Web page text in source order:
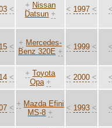
< + Nissan
Datsun +
< 1997 <
< + Mercedes-
Benz 320E +
< 1999 <
< + Toyota
Opa +
< 2000 <
< + Mazda Efini
MS-8 +
< 1993 <